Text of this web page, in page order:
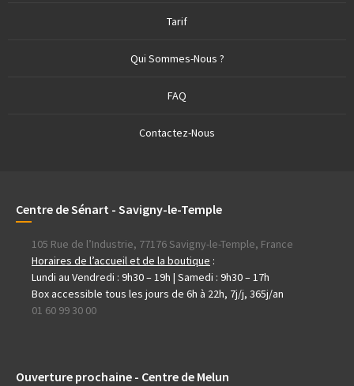
Tarif
Qui Sommes-Nous ?
FAQ
Contactez-Nous
Centre de Sénart - Savigny-le-Temple
105 Rue de l’Industrie, 77176 Savigny-le-Temple, France
Horaires de l’accueil et de la boutique :
Lundi au Vendredi : 9h30 – 19h | Samedi : 9h30 – 17h
Box accessible tous les jours de 6h à 22h, 7j/j, 365j/an
01 60 99 30 00
Ouverture prochaine - Centre de Melun